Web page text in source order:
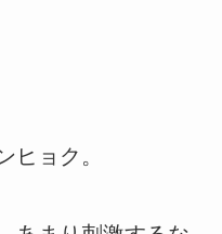
ヒョク。